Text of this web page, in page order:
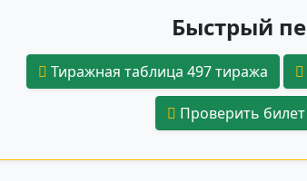
Быстрый
Тиражная таблица 497 тиража
Проверить